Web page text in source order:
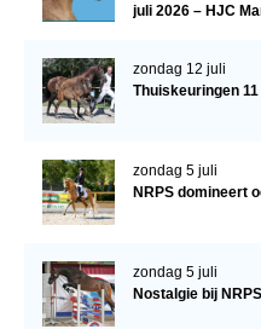
Veulens en merries
Zoek een NRPS paard
PEDIGREE ONLINE
Onze fokkerij
Fokprogramma's en
juli 2026 – HJC
zondag 12 juli
Thuiskeuringen
zondag 5 juli
NRPS domineert
zondag 5 juli
Nostalgie bij NRPS